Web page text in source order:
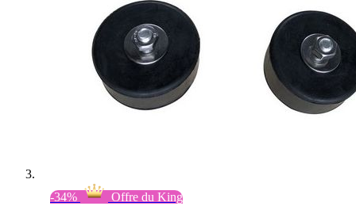
-34%
Offre du King